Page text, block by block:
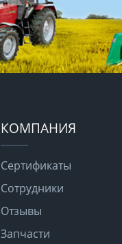
КОМПАНИЯ
Сертификаты
Сотрудники
Отзывы
Запчасти